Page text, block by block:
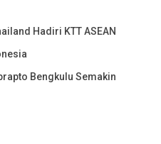
Hadiri KTT ASEAN
Bengkulu Semakin